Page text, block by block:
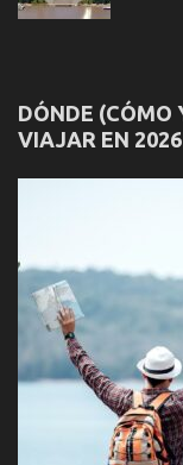
DÓNDE (CÓMO
VIAJAR EN 2026